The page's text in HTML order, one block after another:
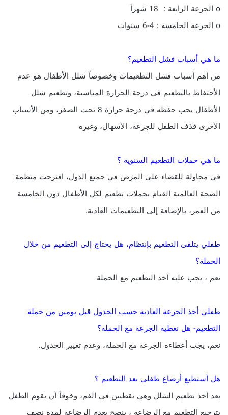
o الجرعة الرابعة : 18 شهراً
o الجرعة الخامسة : 4-6 سنوات
ما هي أسباب فشل التطعيم؟
من أهم أسباب فشل التطعيمات وخصوصاً شلل الأطفال هو عدم
الأحتفاظ بالتطعيم في درجة الحرارة المناسبة، وتطعيم شلل
الأطفال يجب حفظه في درجة حرارة 8 تحت الصفر، ومن الأسباب
الأخرى قذف الطفل للجرعة، الأسهال، وغيره
ما هي حملات التطعيم السنوية ؟
في محاولة للقضاء على المرض في جميع الدول، اقترحت منظمة
الصحة العالمية القيام بحملات تطعيم لكل الأطفال دون الخامسة
من العمر، بالإضافة إلى التطعيمات العادية.
طفلي يتلقى التطعيم بإنتظام، هل يحتاج إلى التطعيم من خلال
الحملة؟
نعم ، يجب عليه أخذ التطعيم مع الحملة
طفلي أخذ الجرعة العادية حسب الجدول قبل يومين من حملة
التطعيم- هل نعطيه الجرعة مع الحملة؟
نعم، يجب أعطاءه الجرعة مع الحملة، وعدم تغيير الجدول.
هل أستطيع أرضاع طفلي بعد التطعيم ؟
بعد أخذ تطعيم الشلل وهي نقطتين في الفم، وخوفاً أن يقوم الطفل